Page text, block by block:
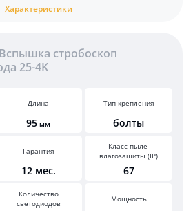
Характеристики
Вспышка стробоскоп
25-4K
Длина
95 мм
Тип крепления
болты
Гарантия
12 мес.
Класс пыле-
влагозащиты (IP)
67
Количество
светодиодов
Мощность